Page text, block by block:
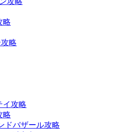
略
略
イ攻略
略
ドバザール攻略